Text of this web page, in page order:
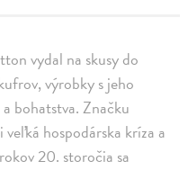
vydal na skusy do
výrobky s jeho
bohatstva. Značku
hospodárska kríza a
20. storočia sa